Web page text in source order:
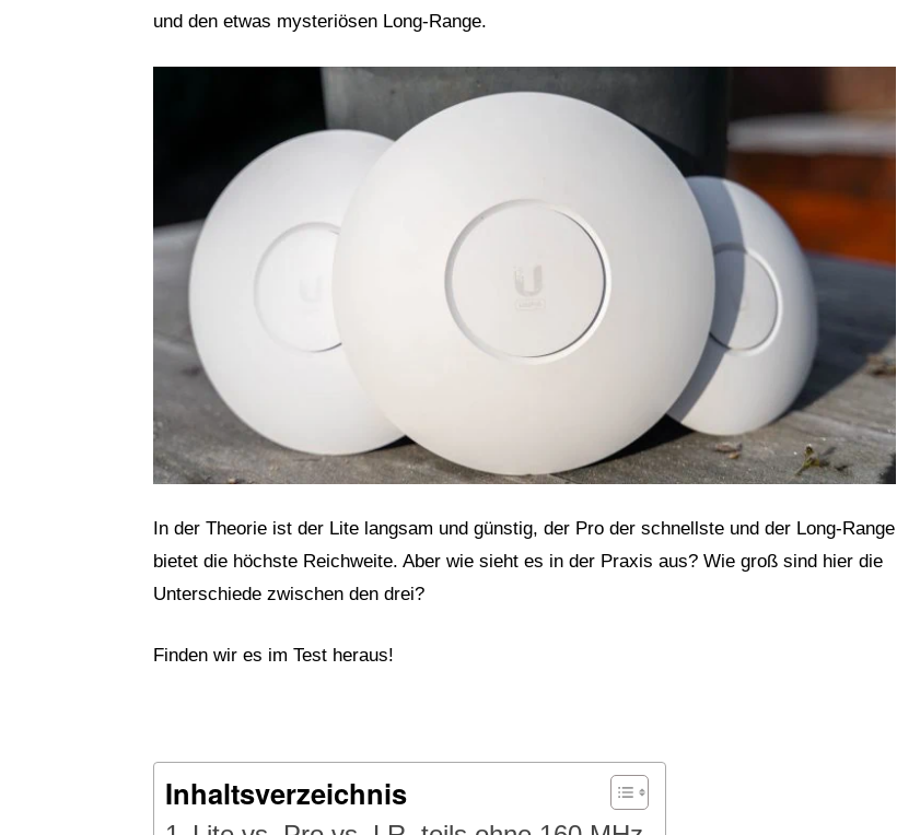
und den etwas mysteriösen Long-Range.
In der Theorie ist der Lite langsam und günstig, der Pro der schnellste und der Long-Range
bietet die höchste Reichweite. Aber wie sieht es in der Praxis aus? Wie groß sind hier die
Unterschiede zwischen den drei?
Finden wir es im Test heraus!
Inhaltsverzeichnis